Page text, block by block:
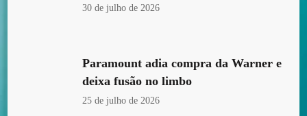
30 de julho de 2026
Paramount adia compra da Warner e
deixa fusão no limbo
25 de julho de 2026